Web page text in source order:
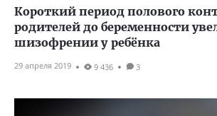
Короткий период полового
родителей до беременности
шизофрении у ребёнка
29 апреля 2019 9 436 3